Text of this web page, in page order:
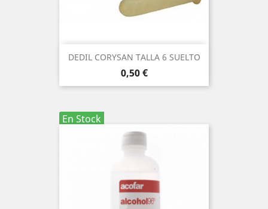
DEDIL CORYSAN TALLA 6 SUELTO
Precio
0,50 €
En Stock